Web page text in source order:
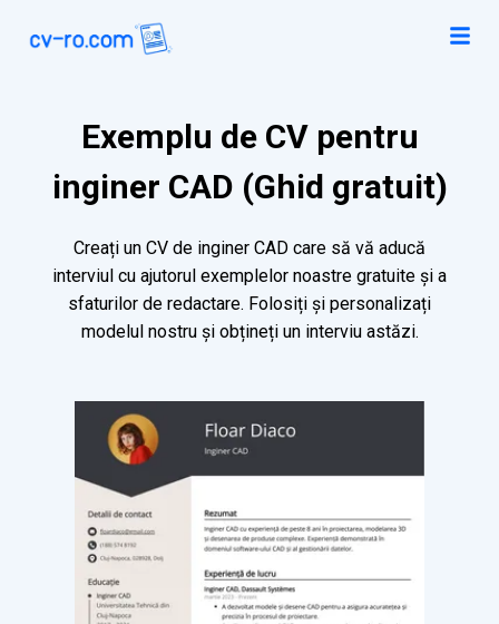
Exemplu de CV pentru
inginer CAD (Ghid gratuit)
Creați un CV de inginer CAD care să vă aducă
interviul cu ajutorul exemplelor noastre gratuite și a
sfaturilor de redactare. Folosiți și personalizați
modelul nostru și obțineți un interviu astăzi.